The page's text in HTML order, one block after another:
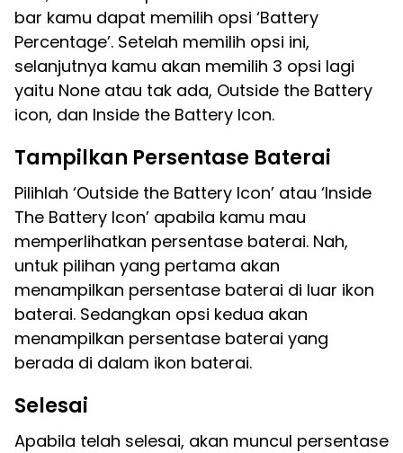
bar kamu dapat memilih opsi ‘Battery
Percentage’. Setelah memilih opsi ini,
selanjutnya kamu akan memilih 3 opsi lagi
yaitu None atau tak ada, Outside the Battery
icon, dan Inside the Battery Icon.
Tampilkan Persentase Baterai
Pilihlah ‘Outside the Battery Icon’ atau ‘Inside
The Battery Icon’ apabila kamu mau
memperlihatkan persentase baterai. Nah,
untuk pilihan yang pertama akan
menampilkan persentase baterai di luar ikon
baterai. Sedangkan opsi kedua akan
menampilkan persentase baterai yang
berada di dalam ikon baterai.
Selesai
Apabila telah selesai, akan muncul persentase